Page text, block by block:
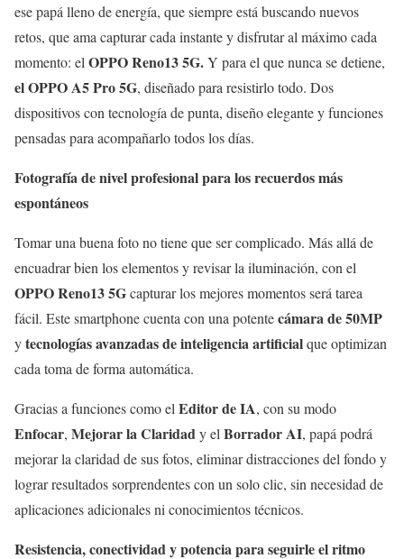
ese papá lleno de energía, que siempre está buscando nuevos
retos, que ama capturar cada instante y disfrutar al máximo cada
momento: el OPPO Reno13 5G.Y para el que nunca se detiene,
el OPPO A5 Pro 5G, diseñado para resistirlo todo. Dos
dispositivos con tecnología de punta, diseño elegante y funciones
pensadas para acompañarlo todos los días.
Fotografía de nivel profesional para los recuerdos más
espontáneos
Tomar una buena foto no tiene que ser complicado. Más allá de
encuadrar bien los elementos y revisar la iluminación, con el
OPPO Reno13 5Gcapturar los mejores momentos será tarea
fácil. Este smartphone cuenta con una potentecámara de 50MP
ytecnologías avanzadas de inteligencia artificialque optimizan
cada toma de forma automática.
Gracias a funciones como el Editor de IA, con su modo
Enfocar, Mejorar la Claridady el Borrador AI, papá podrá
mejorar la claridad de sus fotos, eliminar distracciones del fondo y
lograr resultados sorprendentes con un solo clic, sin necesidad de
aplicaciones adicionales ni conocimientos técnicos.
Resistencia, conectividad y potencia para seguirle el ritmo